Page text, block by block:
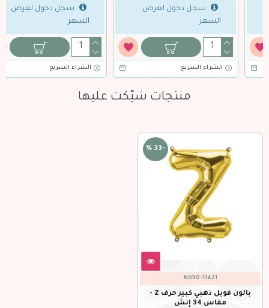
سجل دخول لعرض
الشراء السريع
سجل دخول لعرض
الشراء السريع
منتجات شيّكت عليها
-33 %
NOVO-11421
بالون فويل ذهبي كبير حرف Z -
مقاس 34 إنش